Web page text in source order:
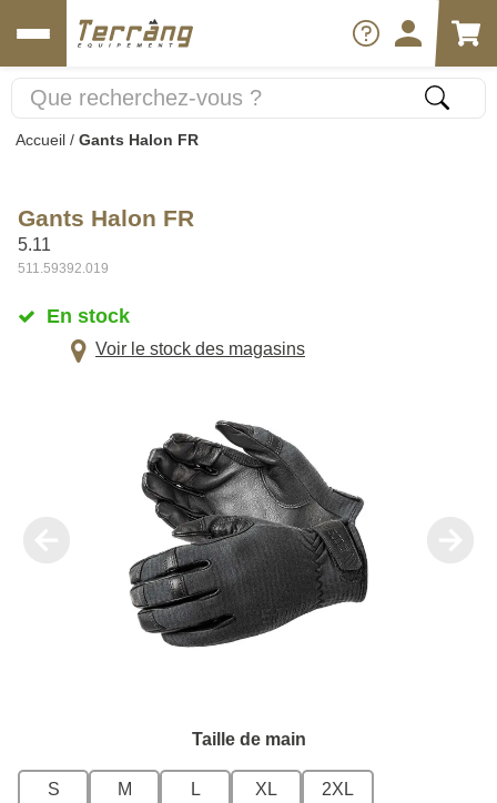
Accueil / Gants Halon FR
Gants Halon FR
5.11
511.59392.019
En stock
Voir le stock des magasins
Taille de main
S M L XL 2XL